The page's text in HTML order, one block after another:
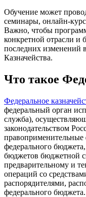
Обучение может
семинары, онлайн-
Важно, чтобы
конкретной отрасли и
последних изменений
Казначейства.
Что такое
Федеральное
федеральный орган
служба),
законодательством
федерального
бюджетов бюджетной
предварительному и
операций со
распорядителями,
федерального бюджета.